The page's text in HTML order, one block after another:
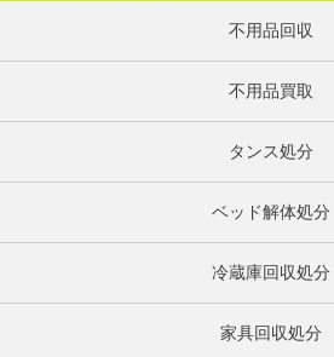
不用品回収
不用品買取
タンス処分
ベッド解体処分
冷蔵庫回収処分
家具回収処分